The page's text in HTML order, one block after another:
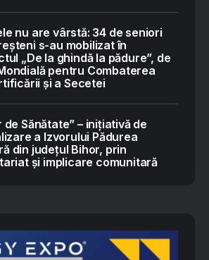
nu are vârstă: 34 de seniori
s-au mobilizat în
„De la ghindă la pădure”, de
pentru Combaterea
și a Secetei
de Sănătate” – inițiativă de
a Izvorului Pădurea
din județul Bihor, prin
și implicare comunitară